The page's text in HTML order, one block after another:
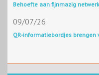
Behoefte aan fijnmazig
09/07/26
QR-informatiebordjes